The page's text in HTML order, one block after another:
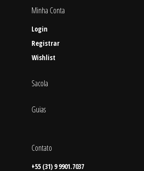
Minha Conta
Login
Registrar
Wishlist
Sacola
Guias
Contato
+55 (31) 9 9901.7037